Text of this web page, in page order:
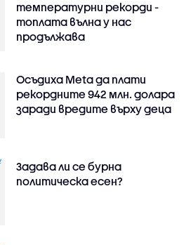
температурни рекорди -
топлата вълна у нас
продължава
Осъдиха Meta да плати
рекордните 942 млн. долара
заради вредите върху деца
Задава ли се бурна
политическа есен?